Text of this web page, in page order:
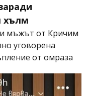
хълм
мъжът от Кричим
уговорена
от омраза